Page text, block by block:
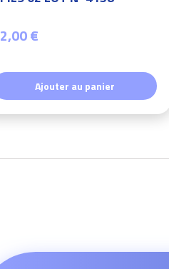
2,00 €
Ajouter au panier